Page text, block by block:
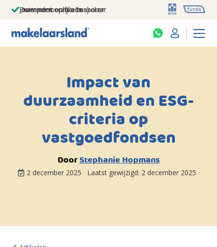
Jouw persoonlijke makelaar
Duizenden euro's besparen
Prominent op funda
Impact van
duurzaamheid en ESG-
criteria op
vastgoedfondsen
DoorStephanie Hopmans
2 december 2025 Laatst gewijzigd: 2 december 2025